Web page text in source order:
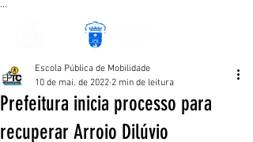
Prefeitura inicia processo para
recuperar Arroio Dilúvio
Escola Pública de Mobilidade
10 de mai. de 2022 2 min de leitura